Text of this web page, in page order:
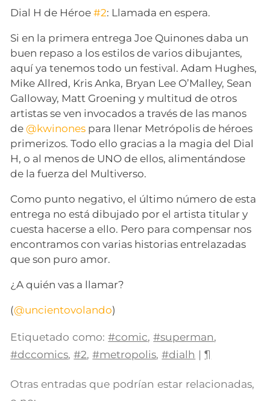
Dial H de Héroe#2: Llamada en espera.
Si en la primera entrega Joe Quinones daba un
buen repaso a los estilos de varios dibujantes,
aquí ya tenemos todo un festival. Adam Hughes,
Mike Allred, Kris Anka, Bryan Lee O’Malley, Sean
Galloway, Matt Groening y multitud de otros
artistas se ven invocados a través de las manos
de @kwinones para llenar Metrópolis de héroes
primerizos. Todo ello gracias a la magia del Dial
H, o al menos de UNO de ellos, alimentándose
de la fuerza del Multiverso.
Como punto negativo, el último número de esta
entrega no está dibujado por el artista titular y
cuesta hacerse a ello. Pero para compensar nos
encontramos con varias historias entrelazadas
que son puro amor.
¿A quién vas a llamar?
(@uncientovolando)
Etiquetado como: #comic,#superman,
#dccomics,#2,#metropolis,#dialh |¶
Otras entradas que podrían estar relacionadas,